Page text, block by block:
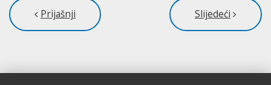
Prijašnji Slijedeći